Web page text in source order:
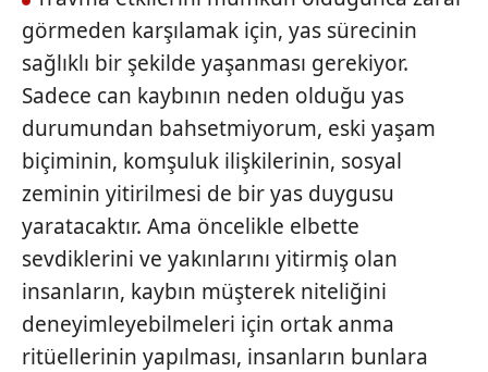
görmeden karşılamak için, yas sürecinin
sağlıklı bir şekilde yaşanması gerekiyor.
Sadece can kaybının neden olduğu yas
durumundan bahsetmiyorum, eski yaşam
biçiminin, komşuluk ilişkilerinin, sosyal
zeminin yitirilmesi de bir yas duygusu
yaratacaktır. Ama öncelikle elbette
sevdiklerini ve yakınlarını yitirmiş olan
insanların, kaybın müşterek niteliğini
deneyimleyebilmeleri için ortak anma
ritüellerinin yapılması, insanların bunlara